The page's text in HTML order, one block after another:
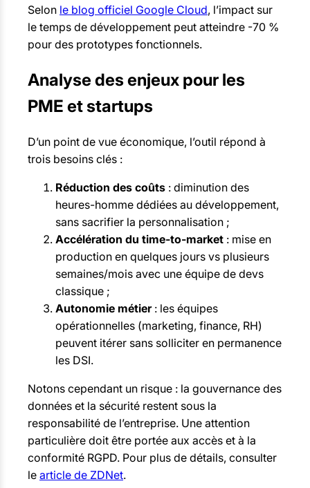
Selon le blog officiel Google Cloud, l’impact sur
le temps de développement peut atteindre -70 %
pour des prototypes fonctionnels.
Analyse des enjeux pour les
PME et startups
D’un point de vue économique, l’outil répond à
trois besoins clés :
Réduction des coûts : diminution des
heures-homme dédiées au développement,
sans sacrifier la personnalisation ;
Accélération du time-to-market : mise en
production en quelques jours vs plusieurs
semaines/mois avec une équipe de devs
classique ;
Autonomie métier: les équipes
opérationnelles (marketing, finance, RH)
peuvent itérer sans solliciter en permanence
les DSI.
Notons cependant un risque : la gouvernance des
données et la sécurité restent sous la
responsabilité de l’entreprise. Une attention
particulière doit être portée aux accès et à la
conformité RGPD. Pour plus de détails, consulter
le article de ZDNet.